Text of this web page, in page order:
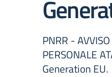
PNRR -
PERSONALE
Generation EU.